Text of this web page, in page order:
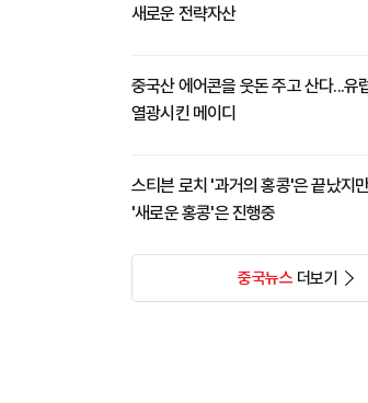
새로운 전략자산
중국산 에어콘을 웃돈 주고 산다...유
열광시킨 메이디
스티븐 로치 '과거의 홍콩'은 끝났지
'새로운 홍콩'은 진행중
중국뉴스더보기